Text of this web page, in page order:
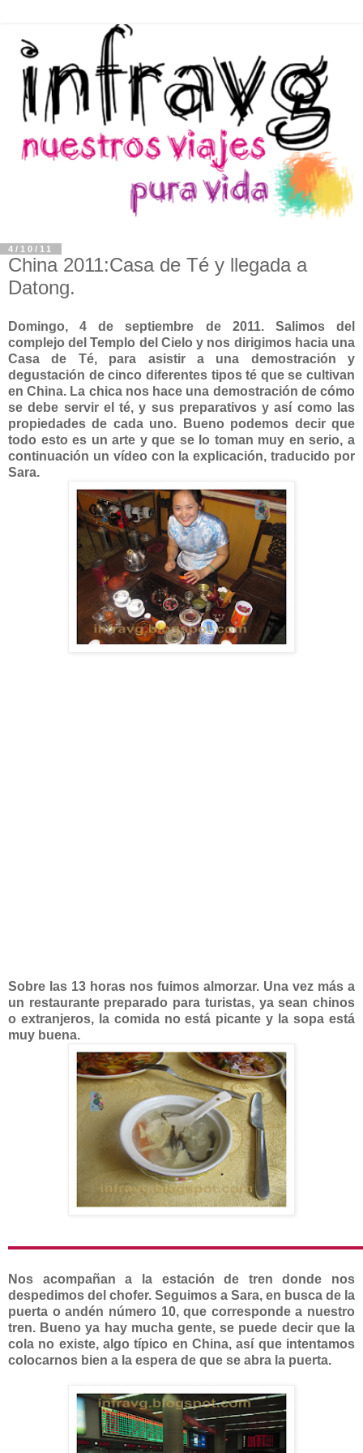
4/10/11
China 2011:Casa de Té y llegada a
Datong.
Domingo, 4 de septiembre de 2011. Salimos del
complejo del Templo del Cielo y nos dirigimos hacia una
Casa de Té, para asistir a una demostración y
degustación de cinco diferentes tipos té que se cultivan
en China. La chica nos hace una demostración de cómo
se debe servir el té, y sus preparativos y así como las
propiedades de cada uno. Bueno podemos decir que
todo esto es un arte y que se lo toman muy en serio, a
continuación un vídeo con la explicación, traducido por
Sara.
Sobre las 13 horas nos fuimos almorzar. Una vez más a
un restaurante preparado para turistas, ya sean chinos
o extranjeros, la comida no está picante y la sopa está
muy buena.
Nos acompañan a la estación de tren donde nos
despedimos del chofer. Seguimos a Sara, en busca de la
puerta o andén número 10, que corresponde a nuestro
tren. Bueno ya hay mucha gente, se puede decir que la
cola no existe, algo típico en China, así que intentamos
colocarnos bien a la espera de que se abra la puerta.